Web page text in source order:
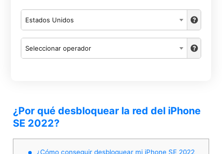
Estados Unidos
Seleccionar operador
¿Por qué desbloquear la red del iPhone
SE 2022?
¿Cómo conseguir desbloquear mi iPhone SE 2022